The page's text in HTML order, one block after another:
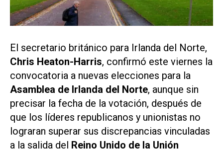
El secretario británico para Irlanda del Norte,
Chris Heaton-Harris, confirmó este viernes la
convocatoria a nuevas elecciones para la
Asamblea de Irlanda del Norte, aunque sin
precisar la fecha de la votación, después de
que los líderes republicanos y unionistas no
lograran superar sus discrepancias vinculadas
a la salida del Reino Unido de la Unión